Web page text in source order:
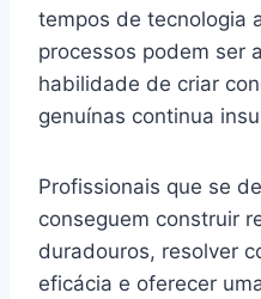
tempos de tecnologia
processos podem ser
habilidade de criar
genuínas continua
Profissionais que se
conseguem construir
duradouros, resolver
eficácia e oferecer